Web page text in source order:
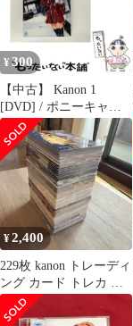
¥ 300
【中古】 Kanon 1
[DVD] / ポニーキャニ
オン
¥2,400
229枚 kanon トレーディ
ング カード トレカ ま
とめ売り